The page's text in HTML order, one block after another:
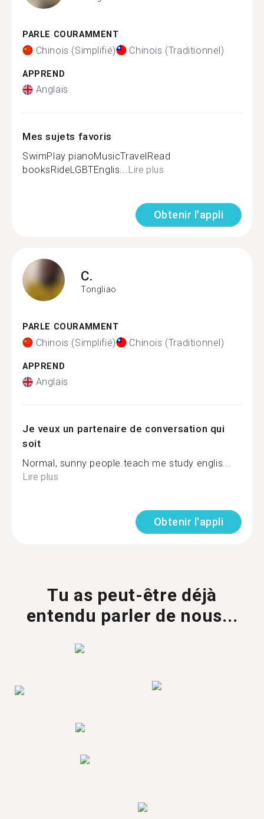
PARLE COURAMMENT
Chinois (Simplifié) Chinois (Traditionnel)
APPREND
Anglais
Mes sujets favoris
SwimPlay pianoMusicTravelRead
booksRideLGBTEnglis...Lire plus
Obtenir l'appli
C.
Tongliao
PARLE COURAMMENT
Chinois (Simplifié) Chinois (Traditionnel)
APPREND
Anglais
Je veux un partenaire de conversation qui
soit
Normal, sunny people.teach me study englis...
Lire plus
Obtenir l'appli
Tu as peut-être déjà
entendu parler de nous...